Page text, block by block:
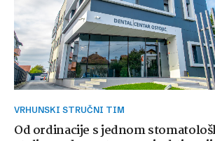
VRHUNSKI STRUČNI TIM
Od ordinacije s jednom